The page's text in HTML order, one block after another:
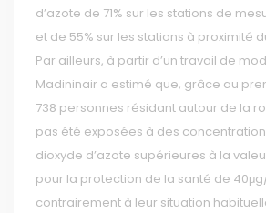
d’azote de 71% sur les stations de
et de 55% sur les stations à proximité
Par ailleurs, à partir d’un travail de
Madininair a estimé que, grâce au
738 personnes résidant autour de la
pas été exposées à des
dioxyde d’azote supérieures à la
pour la protection de la santé de
contrairement à leur situation